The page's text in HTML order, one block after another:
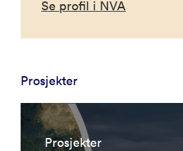
Se profil i NVA
Prosjekter
Prosjekter